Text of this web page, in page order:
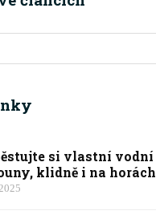
si vlastní vodní
klidně i na horách